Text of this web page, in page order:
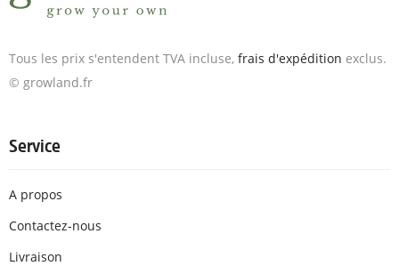
Tous les prix s'entendent TVA incluse, frais d'expédition exclus.
© growland.fr
Service
A propos
Contactez-nous
Livraison